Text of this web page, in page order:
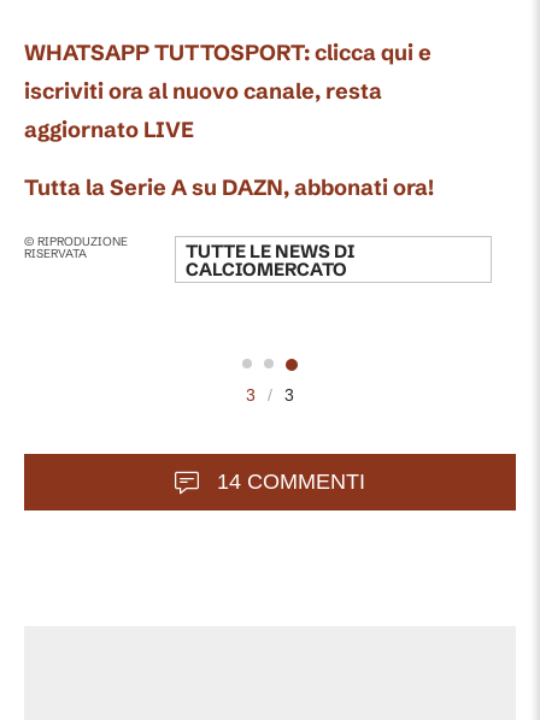
WHATSAPP TUTTOSPORT: clicca qui e
iscriviti ora al nuovo canale, resta
aggiornato LIVE
Tutta la Serie A su DAZN, abbonati ora!
© RIPRODUZIONE
RISERVATA TUTTE LE NEWS DI
CALCIOMERCATO
3 / 3
14 COMMENTI